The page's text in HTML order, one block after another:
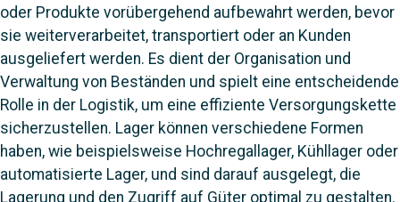
oder Produkte vorübergehend aufbewahrt werden, bevor
sie weiterverarbeitet, transportiert oder an Kunden
ausgeliefert werden. Es dient der Organisation und
Verwaltung von Beständen und spielt eine entscheidende
Rolle in der Logistik, um eine effiziente Versorgungskette
sicherzustellen. Lager können verschiedene Formen
haben, wie beispielsweise Hochregallager, Kühllager oder
automatisierte Lager, und sind darauf ausgelegt, die
Lagerung und den Zugriff auf Güter optimal zu gestalten.